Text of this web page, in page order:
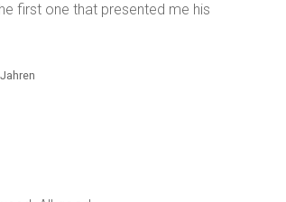
first one that presented me his